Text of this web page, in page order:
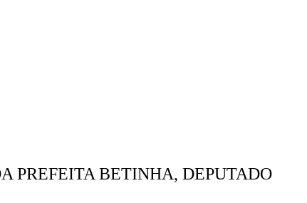
PREFEITA BETINHA, DEPUTADO